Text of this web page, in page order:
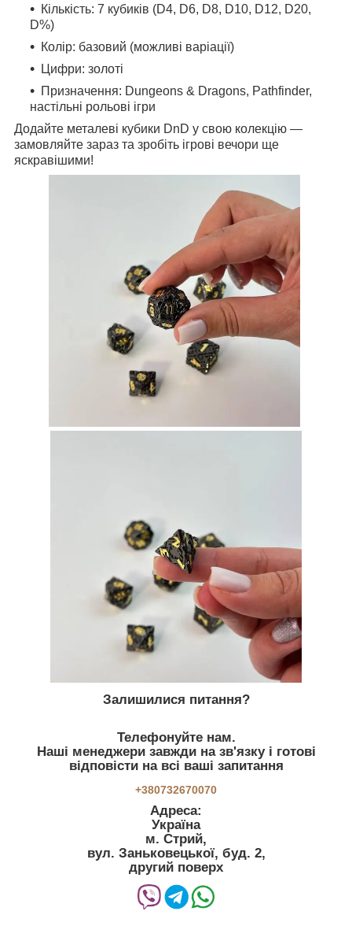
Кількість: 7 кубиків (D4, D6, D8, D10, D12, D20,
D%)
Колір: базовий (можливі варіації)
Цифри: золоті
Призначення: Dungeons & Dragons, Pathfinder,
настільні рольові ігри
Додайте металеві кубики DnD у свою колекцію —
замовляйте зараз та зробіть ігрові вечори ще
яскравішими!
Залишилися питання?
Телефонуйте нам.
Наші менеджери завжди на зв'язку і готові
відповісти на всі ваші запитання
+380732670070
Адреса:
Україна
м. Стрий,
вул. Заньковецької, буд. 2,
другий поверх